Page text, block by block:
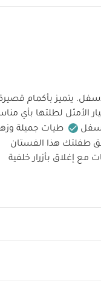
يتميز بأكمام
الأمثل لطلتها بأي
طيات جميلة
طفلتك هذا الفستان
إغلاق بأزرار خلفية